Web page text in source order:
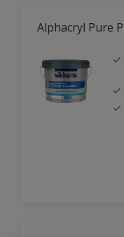
Alphacryl Pure